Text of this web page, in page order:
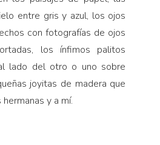
entre gris y azul, los ojos
con fotografías de ojos
los ínfimos palitos
lado del otro o uno sobre
joyitas de madera que
y a mí.